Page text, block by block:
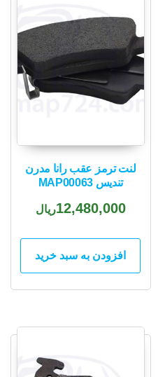
لنت ترمز عقب رانا مدرن
تندیس MAP00063
12,480,000ریال
افزودن به سبد خرید